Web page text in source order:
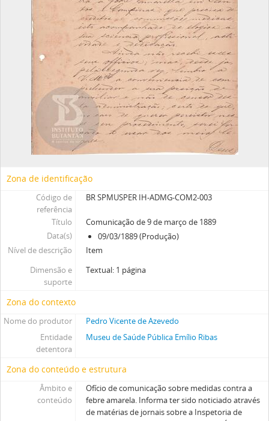
Zona de identificação
Código de
referência
BR SPMUSPER IH-ADMG-COM2-003
Título
Comunicação de 9 de março de 1889
Data(s)
09/03/1889 (Produção)
Nível de descrição
Item
Dimensão e
suporte
Textual: 1 página
Zona do contexto
Nome do produtor
Pedro Vicente de Azevedo
Entidade
detentora
Museu de Saúde Pública Emílio Ribas
Zona do conteúdo e estrutura
Âmbito e
conteúdo
Ofício de comunicação sobre medidas contra a
febre amarela. Informa ter sido noticiado através
de matérias de jornais sobre a Inspetoria de